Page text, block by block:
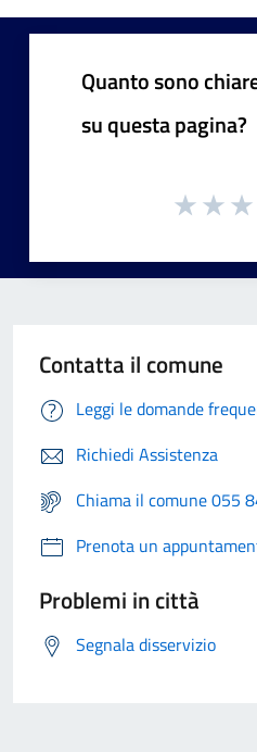
Quanto sono
su questa pagina?
Contatta il comune
Leggi le domande
Richiedi Assistenza
Chiama il comune 055
Prenota un
Problemi in città
Segnala disservizio